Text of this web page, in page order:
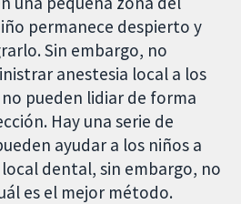
permanece despierto y
Sin embargo, no
anestesia local a los
pueden lidiar de forma
Hay una serie de
ayudar a los niños a
dental, sin embargo, no
es el mejor método.